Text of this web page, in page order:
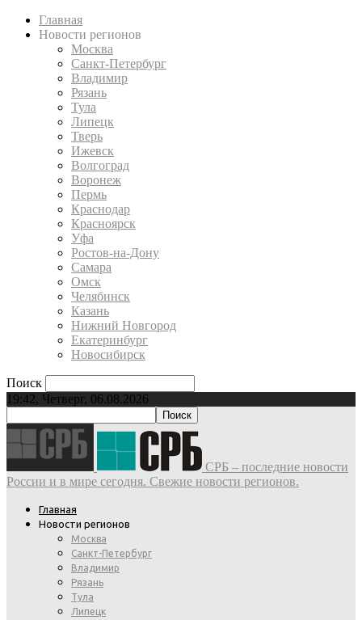
Главная
Новости регионов
Москва
Санкт-Петербург
Владимир
Рязань
Тула
Липецк
Тверь
Ижевск
Волгоград
Воронеж
Пермь
Краснодар
Красноярск
Уфа
Ростов-на-Дону
Самара
Омск
Челябинск
Казань
Нижний Новгород
Екатеринбург
Новосибирск
Поиск
19:42, Четверг, 06.08.2026
СРБ – последние новости
России и в мире сегодня. Свежие новости регионов.
Главная
Новости регионов
Москва
Санкт-Петербург
Владимир
Рязань
Тула
Липецк